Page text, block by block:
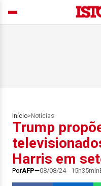
Início> Notícias
Trump
Harris em
PorAFP 08/08/24 - 15h35min